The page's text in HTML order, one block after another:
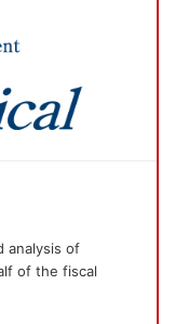
analysis of
of the fiscal